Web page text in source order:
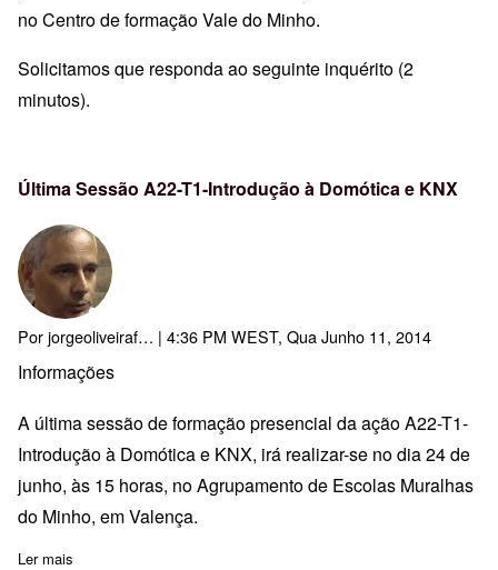
no Centro de formação Vale do Minho.
Solicitamos que responda ao seguinte inquérito (2
minutos).
Última Sessão A22-T1-Introdução à Domótica e KNX
Porjorgeoliveiraf… | 4:36 PM WEST, Qua Junho 11, 2014
Informações
A última sessão de formação presencial da ação A22-T1-
Introdução à Domótica e KNX, irá realizar-se no dia 24 de
junho, às 15 horas, no Agrupamento de Escolas Muralhas
do Minho, em Valença.
Ler mais